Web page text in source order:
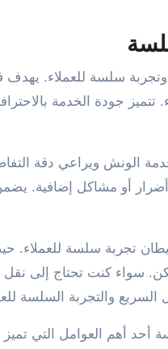
سلسة للعملاء.
جودة الخدمة
الونش ويراعي دقة
أو مشاكل إضافية.
تجربة سلسة للعملاء.
سواء كنت تحتاج إلى
والتجربة السلسة
أحد أهم العوامل التي